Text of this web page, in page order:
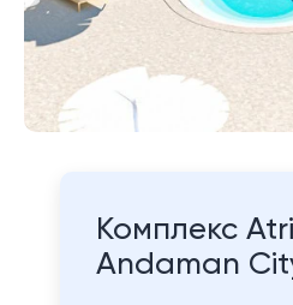
Комплекс
Andaman